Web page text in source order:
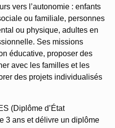
vers l’autonomie : enfants
ou familiale, personnes
ou physique, adultes en
Ses missions
éducative, proposer des
avec les familles et les
des projets individualisés
(Diplôme d’État
3 ans et délivre un diplôme